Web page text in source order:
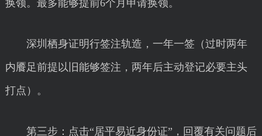
换领。最多能够提前6个月申请换领。
深圳栖身证明行签注轨造，一年一签（过时两年
内餍足前提以旧能够签注，两年后主动登记必要主头
打点）。
第三步：点击“居平易近身份证”，回覆有关问题后